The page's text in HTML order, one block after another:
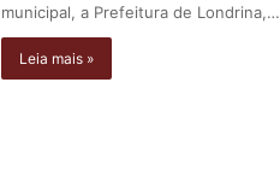
municipal, a Prefeitura de Londrina,…
Leia mais »